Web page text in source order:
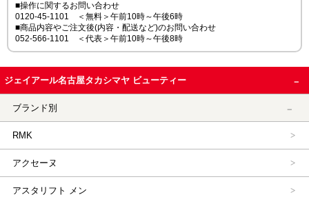
■操作に関するお問い合わせ
0120-45-1101 ＜無料＞午前10時～午後6時
■商品内容やご注文後(内容・配送など)のお問い合わせ
052-566-1101 ＜代表＞午前10時～午後8時
ジェイアール名古屋タカシマヤ ビューティー
ブランド別
RMK
アクセーヌ
アスタリフト メン